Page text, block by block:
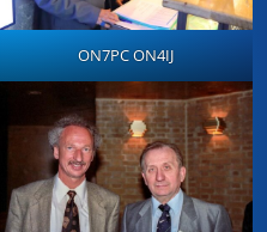
ON7PC ON4IJ